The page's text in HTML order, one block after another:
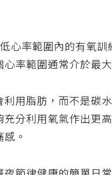
心率範圍內的有氧
心率範圍通常介於最
利用脂肪，而不是碳
充分利用氧氣作出更
。